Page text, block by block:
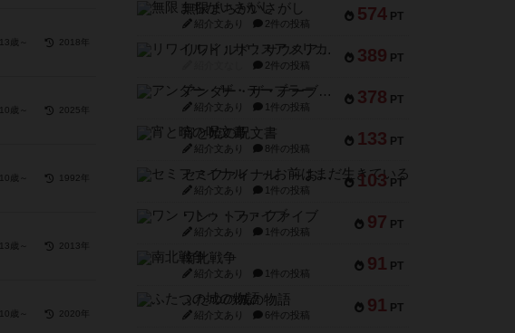
13歳～ 2018年
10歳～ 2025年
10歳～ 1992年
13歳～ 2013年
10歳～ 2020年
574 PT
無限まちがいさがし
紹介文あり 2件の投稿
389 PT
リワイルド：サウスアメリカ
2件の投稿
378 PT
アンダー・ザ・テーブラー
紹介文あり 1件の投稿
133 PT
宵と暁の呪文書
紹介文あり 8件の投稿
103 PT
セミファイナル ～お前はまだ生きている～
紹介文あり 1件の投稿
97 PT
ワン・トゥ・ファイブ
紹介文あり 1件の投稿
91 PT
南北戦争
紹介文あり 1件の投稿
91 PT
ふたつの城の物語
紹介文あり 6件の投稿